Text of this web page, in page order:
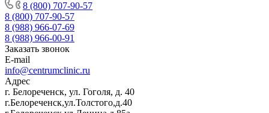
8 (800) 707-90-57
8 (800) 707-90-57
8 (988) 966-07-69
8 (988) 966-00-91
Заказать звонок
E-mail
info@centrumclinic.ru
Адрес
г. Белореченск, ул. Гоголя, д. 40
г.Белореченск,ул.Толстого,д.40